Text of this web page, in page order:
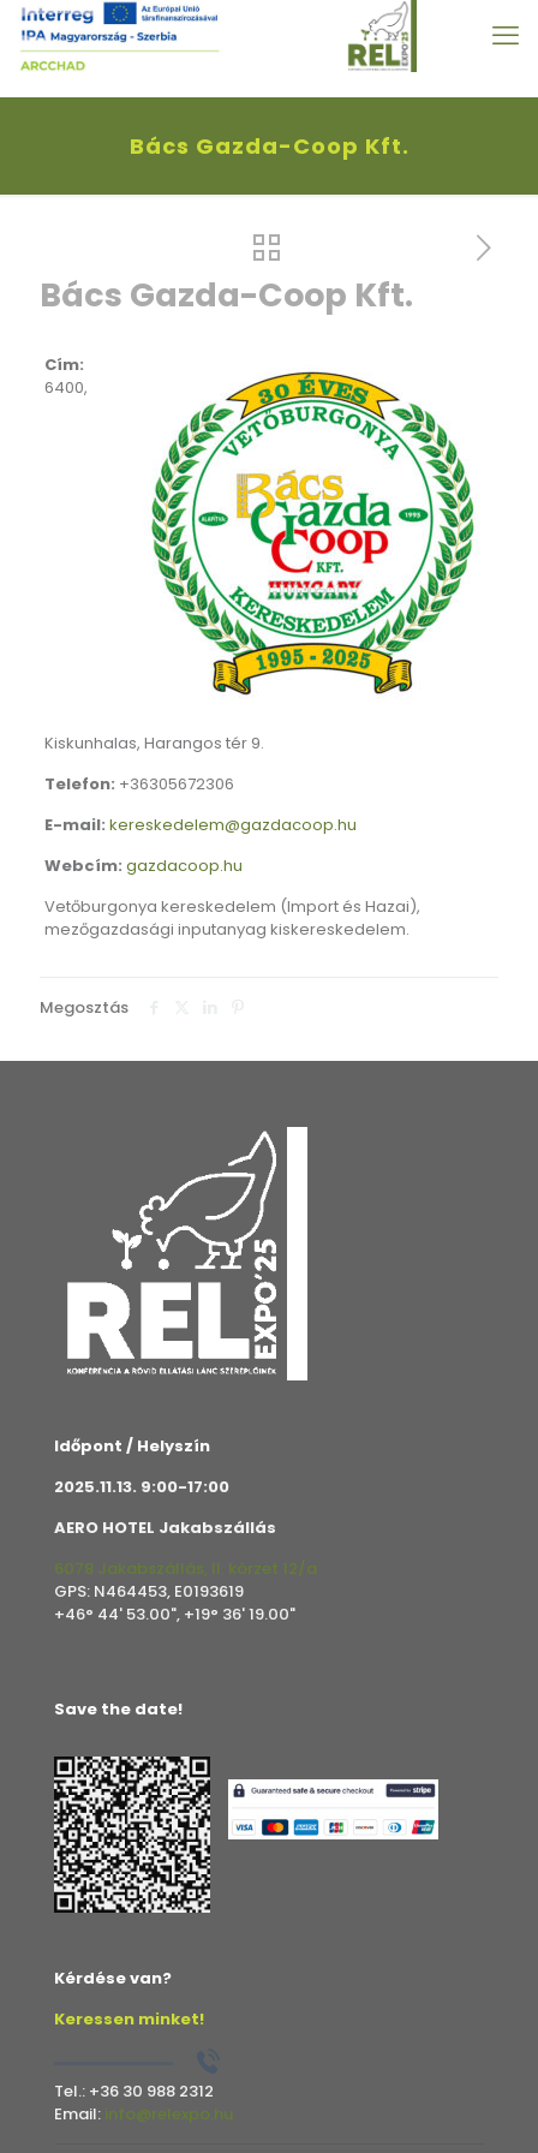
Bács Gazda-Coop Kft.
Bács Gazda-Coop Kft.
Cím:
6400,
Kiskunhalas, Harangos tér 9.
Telefon: +36305672306
E-mail: kereskedelem@gazdacoop.hu
Webcím: gazdacoop.hu
Vetőburgonya kereskedelem (Import és Hazai),
mezőgazdasági inputanyag kiskereskedelem.
Megosztás
Időpont / Helyszín
2025.11.13. 9:00-17:00
AERO HOTEL Jakabszállás
6078 Jakabszállás, II. körzet 12/a
GPS: N464453, E0193619
+46° 44' 53.00", +19° 36' 19.00"
Save the date!
Kérdése van?
Keressen minket!
Tel.: +36 30 988 2312
Email: info@relexpo.hu